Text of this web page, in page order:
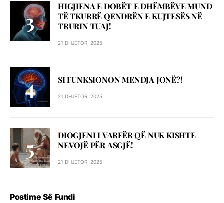
HIGJIENA E DOBËT E DHËMBËVE MUND
TË TKURRË QENDRËN E KUJTESËS NË
TRURIN TUAJ!
21 DHJETOR, 2025
SI FUNKSIONON MENDJA JONË?!
21 DHJETOR, 2025
DIOGJENI I VARFËR QË NUK KISHTE
NEVOJË PËR ASGJË!
21 DHJETOR, 2025
Postime Së Fundi